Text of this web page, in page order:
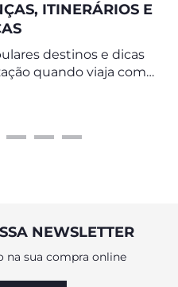
ITINERÁRIOS E
destinos e dicas
quando viaja com
NEWSLETTER
na sua compra online